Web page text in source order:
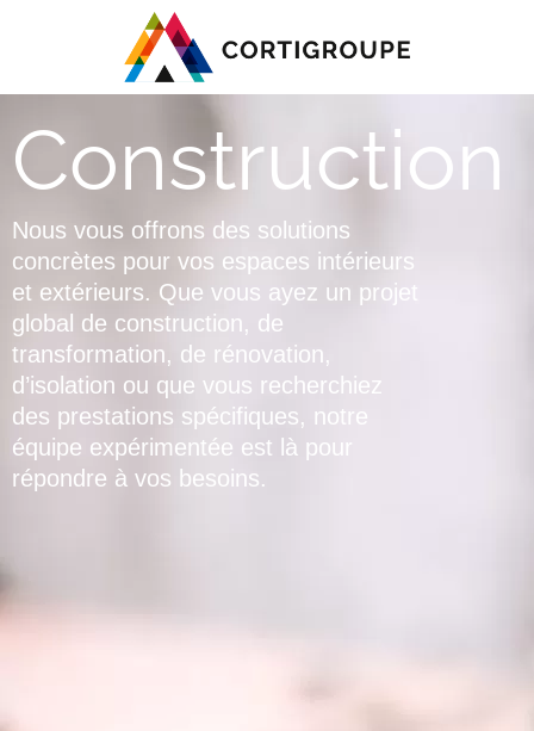
Construction
Nous vous offrons des solutions
concrètes pour vos espaces intérieurs
et extérieurs. Que vous ayez un projet
global de construction, de
transformation, de rénovation,
d’isolation ou que vous recherchiez
des prestations spécifiques, notre
équipe expérimentée est là pour
répondre à vos besoins.